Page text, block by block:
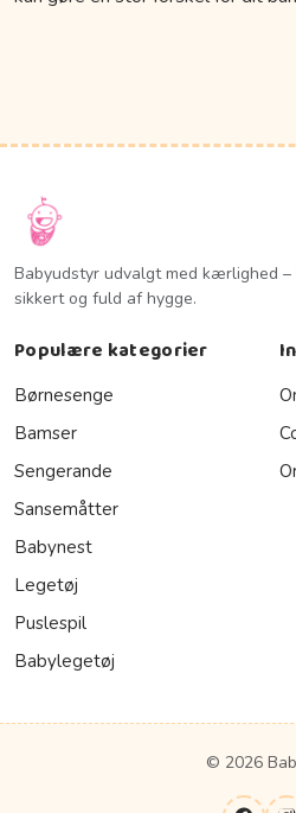
Babyudstyr udvalgt med kærlighed –
sikkert og fuld af hygge.
Populære kategorier
Børnesenge
Bamser
Sengerande
Sansemåtter
Babynest
Legetøj
Puslespil
Babylegetøj
© 2026